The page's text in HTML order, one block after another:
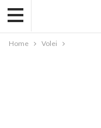
Home Volei